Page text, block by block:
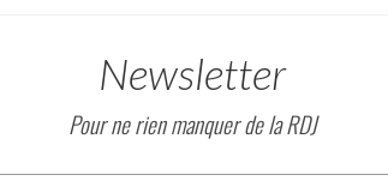
Newsletter
Pour ne rien manquer de la RDJ